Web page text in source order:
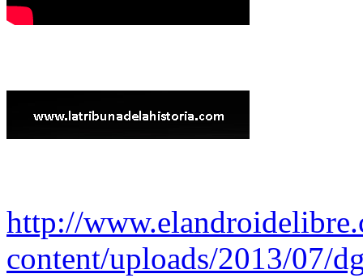
http://
content/uploads/2013/07/